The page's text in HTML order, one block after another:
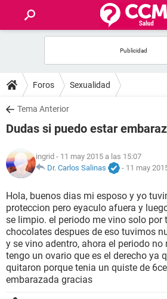
FOROS
SALUD
NUTRICIÓN
BIENESTAR
SEXUALIDAD
GLOSARIO
Foros Sexualidad
Tema Anterior
Dudas si puedo estar
ingrid - 11 may 2015 a las 15:07
Dr. Carlos Salinas
- 11 may
Hola, buenos dias mi esposo y yo
proteccion pero eyaculo afuera y
se limpio. el periodo me vino solo por
chocolates despues de eso tuvimos
y se vino adentro, ahora el periodo no
tengo un ovario que es el derecho ya
quitaron porque tenia un quiste de
embarazada gracias